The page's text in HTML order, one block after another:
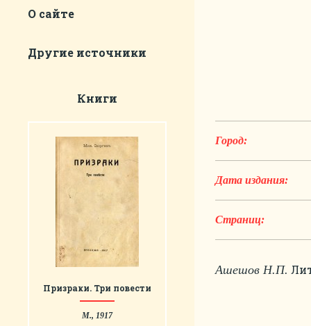
О сайте
Другие источники
Книги
Призраки. Три повести
М., 1917
Город:
Дата издания:
Страниц:
Ашешов Н.П.